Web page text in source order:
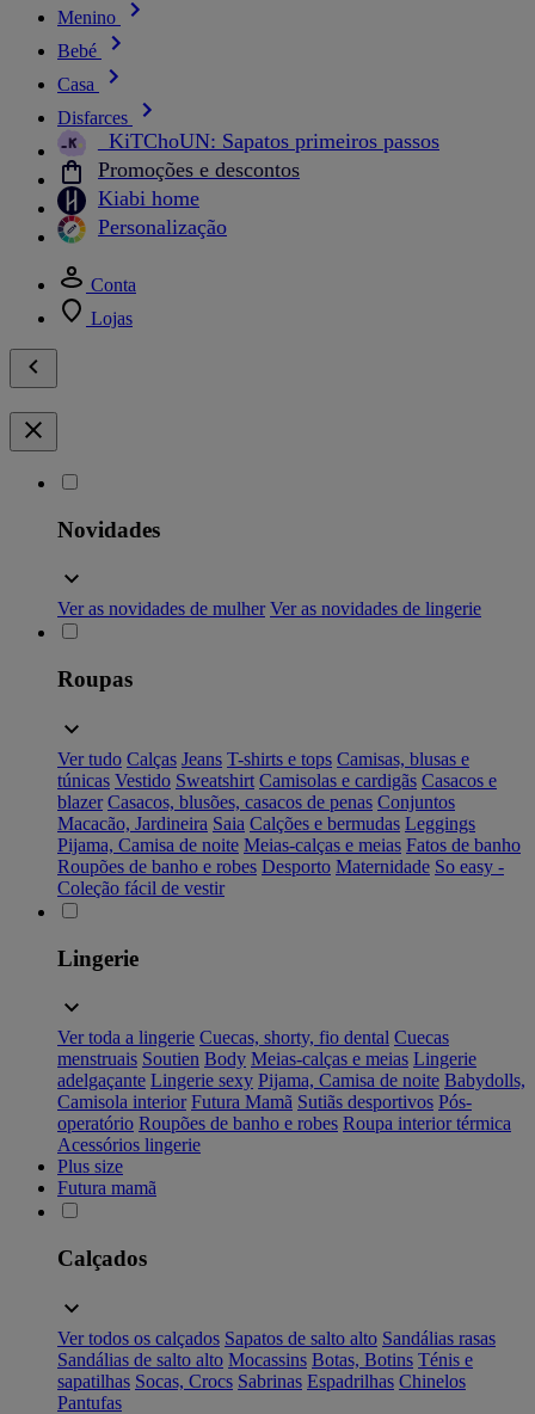
Menino
Bebé
Casa
Disfarces
_KiTChoUN: Sapatos primeiros passos
Promoções e descontos
Kiabi home
Personalização
Conta
Lojas
Novidades
Ver as novidades de mulher Ver as novidades de lingerie
Roupas
Ver tudo Calças Jeans T-shirts e tops Camisas, blusas e
túnicas Vestido Sweatshirt Camisolas e cardigãs Casacos e
blazer Casacos, blusões, casacos de penas Conjuntos
Macacão, Jardineira Saia Calções e bermudas Leggings
Pijama, Camisa de noite Meias-calças e meias Fatos de banho
Roupões de banho e robes Desporto Maternidade So easy -
Coleção fácil de vestir
Lingerie
Ver toda a lingerie Cuecas, shorty, fio dental Cuecas
menstruais Soutien Body Meias-calças e meias Lingerie
adelgaçante Lingerie sexy Pijama, Camisa de noite Babydolls,
Camisola interior Futura Mamã Sutiãs desportivos Pós-
operatório Roupões de banho e robes Roupa interior térmica
Acessórios lingerie
Plus size
Futura mamã
Calçados
Ver todos os calçados Sapatos de salto alto Sandálias rasas
Sandálias de salto alto Mocassins Botas, Botins Ténis e
sapatilhas Socas, Crocs Sabrinas Espadrilhas Chinelos
Pantufas